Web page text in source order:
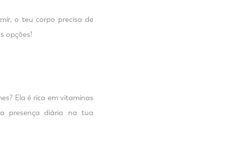
o teu corpo precisa de
opções!
Ela é rica em vitaminas
presença diária na tua